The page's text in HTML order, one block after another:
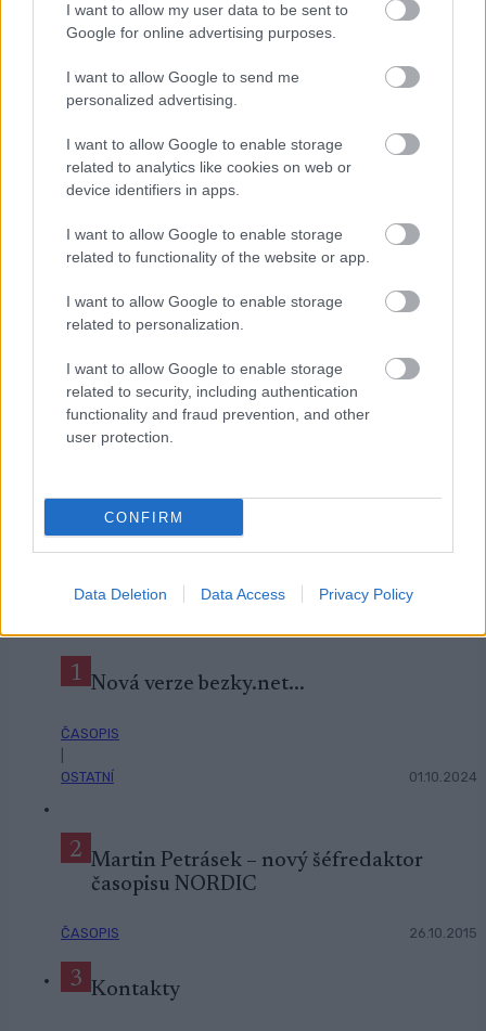
I want to allow my user data to be sent to
Google for online advertising purposes.
I want to allow Google to send me
personalized advertising.
I want to allow Google to enable storage
related to analytics like cookies on web or
device identifiers in apps.
I want to allow Google to enable storage
related to functionality of the website or app.
I want to allow Google to enable storage
related to personalization.
I want to allow Google to enable storage
related to security, including authentication
functionality and fraud prevention, and other
user protection.
CONFIRM
Data Deletion Data Access Privacy Policy
Přihlaste se k odběru našeho
newsletteru
Upsat
1 Nová verze bezky.net...
ČASOPIS
OSTATNÍ
01.10.2024
2 Martin Petrásek – nový šéfredaktor
časopisu NORDIC
ČASOPIS 26.10.2015
3 Kontakty